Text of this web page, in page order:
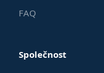
FAQ
Společnost